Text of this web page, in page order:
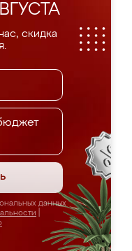
скидка
данных